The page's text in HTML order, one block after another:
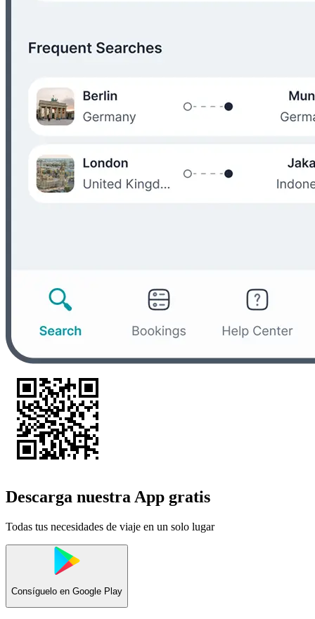
Descarga nuestra App gratis
Todas tus necesidades de viaje en un solo lugar
Consíguelo en Google Play